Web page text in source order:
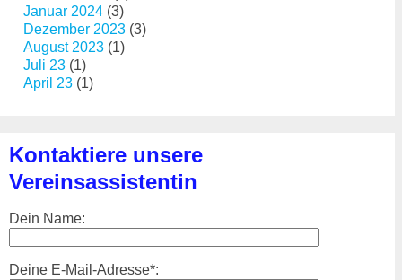
Januar 2024 (3)
Dezember 2023 (3)
August 2023 (1)
Juli 23 (1)
April 23 (1)
Kontaktiere unsere
Vereinsassistentin
Dein Name:
Deine E-Mail-Adresse*: